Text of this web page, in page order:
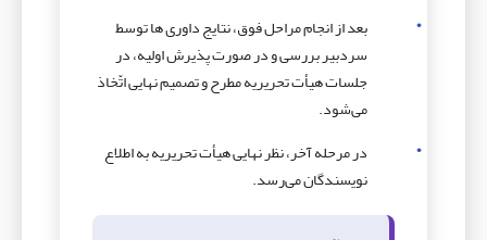
بعد از انجام مراحل فوق، نتایج داوری ها توسط
سردبیر بررسی و در صورت پذیرش اولیه، در
جلسات هیأت تحریریه مطرح و تصمیم نهایی اتّخاذ
می‌شود.
در مرحله آخر، نظر نهایی هیأت تحریریه به اطلاع
نویسندگان می‌رسد.